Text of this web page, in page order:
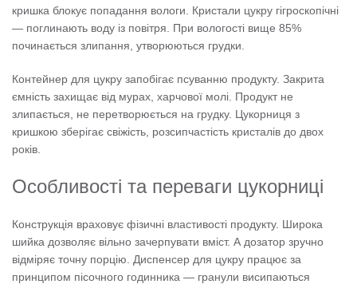
кришка блокує попадання вологи. Кристали цукру гігроскопічні
— поглинають воду із повітря. При вологості вище 85%
починається злипання, утворюються грудки.
Контейнер для цукру запобігає псуванню продукту. Закрита
ємність захищає від мурах, харчової молі. Продукт не
злипається, не перетворюється на грудку. Цукорниця з
кришкою зберігає свіжість, розсипчастість кристалів до двох
років.
Особливості та переваги цукорниці
Конструкція враховує фізичні властивості продукту. Широка
шийка дозволяє вільно зачерпувати вміст. А дозатор зручно
відміряє точну порцію. Диспенсер для цукру працює за
принципом пісочного годинника — гранули висипаються